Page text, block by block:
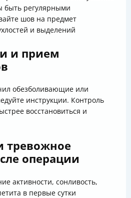
быть регулярными
шов на предмет
и выделений
и прием
обезболивающие или
инструкции. Контроль
восстановиться и
тревожное
операции
активности, сонливость,
в первые сутки